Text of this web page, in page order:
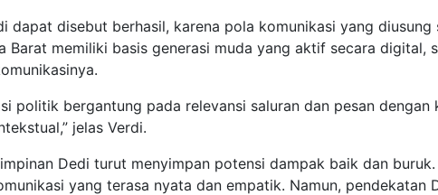
dapat disebut berhasil, karena pola komunikasi yang diusung
Barat memiliki basis generasi muda yang aktif secara digital,
politik bergantung pada relevansi saluran dan pesan
jelas Verdi.
Dedi turut menyimpan potensi dampak baik dan
yang terasa nyata dan empatik. Namun, pendekatan